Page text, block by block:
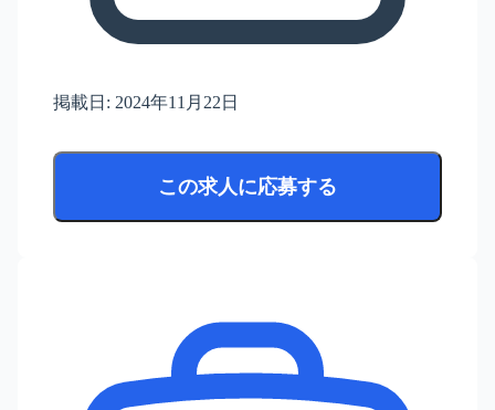
掲載日: 2024年11月22日
この求人に応募する